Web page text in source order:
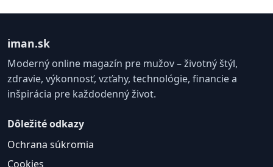
iman.sk
Moderný online magazín pre mužov – životný štýl,
zdravie, výkonnosť, vzťahy, technológie, financie a
inšpirácia pre každodenný život.
Dôležité odkazy
Ochrana súkromia
Cookies